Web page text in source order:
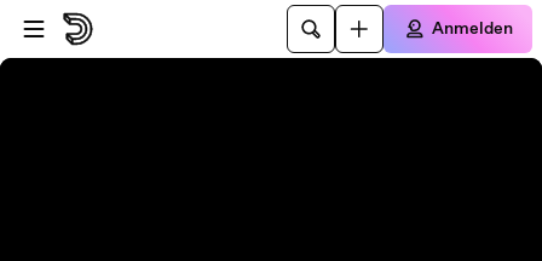
Zum Player springen
Zum Hauptinhalt springen
Anmelden